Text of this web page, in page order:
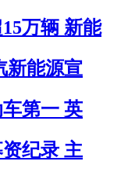
万辆 新能
新能源宣
第一 英
纪录 主